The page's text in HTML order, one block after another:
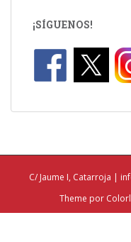
¡SÍGUENOS!
C/ Jaume I, Catarroja |
Theme por